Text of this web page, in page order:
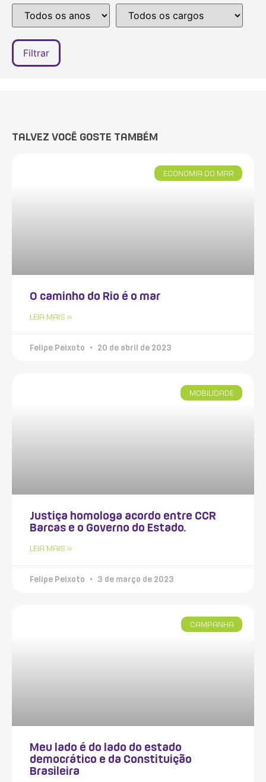
TALVEZ VOCÊ GOSTE TAMBÉM
ECONOMIA DO MAR
O caminho do Rio é o mar
LEIA MAIS »
Felipe Peixoto 20 de abril de 2023
MOBILIDADE
Justiça homologa acordo entre CCR
Barcas e o Governo do Estado.
LEIA MAIS »
Felipe Peixoto 3 de março de 2023
CAMPANHA
Meu lado é do lado do estado
democrático e da Constituição
Brasileira